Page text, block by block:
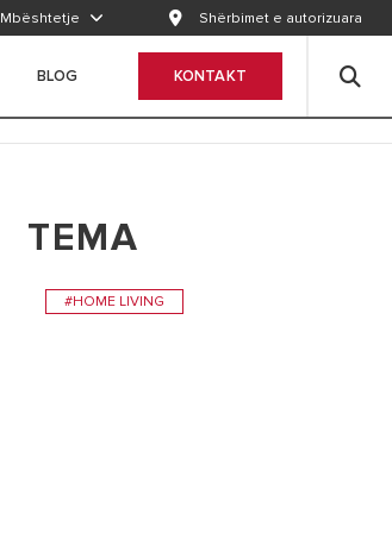
Mbështetje Shërbimet e autorizuara
BLOG KONTAKT
TEMA
#HOME LIVING